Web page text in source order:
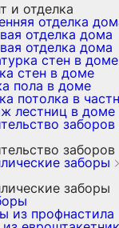
и отделка
отделка
отделка дома
отделка дома
стен в доме
стен в доме
пола в доме
потолка в
лестниц в доме
заборов
заборов
заборы
заборы
из профнастила